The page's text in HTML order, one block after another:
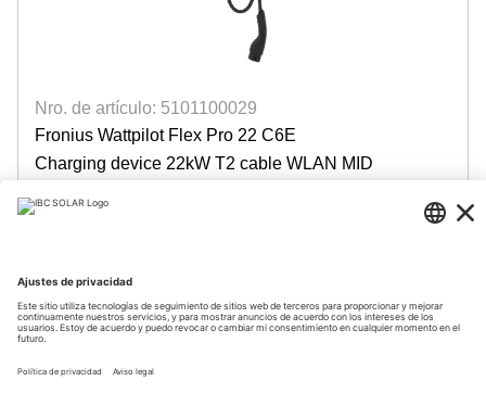
Nro. de artículo: 5101100029
Fronius Wattpilot Flex Pro 22 C6E
Charging device 22kW T2 cable WLAN MID
Disponible con tiempo de entrega